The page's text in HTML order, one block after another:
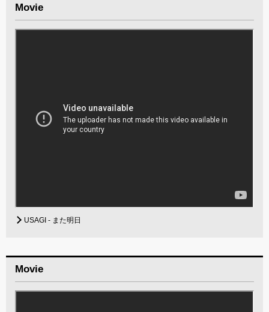
Movie
USAGI - また明日
Movie